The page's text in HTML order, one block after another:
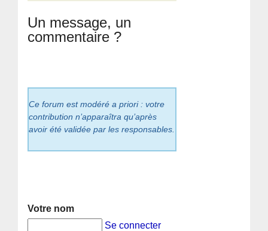
Un message, un
commentaire ?
Ce forum est modéré a priori : votre
contribution n’apparaîtra qu’après
avoir été validée par les responsables.
Votre nom
Se connecter